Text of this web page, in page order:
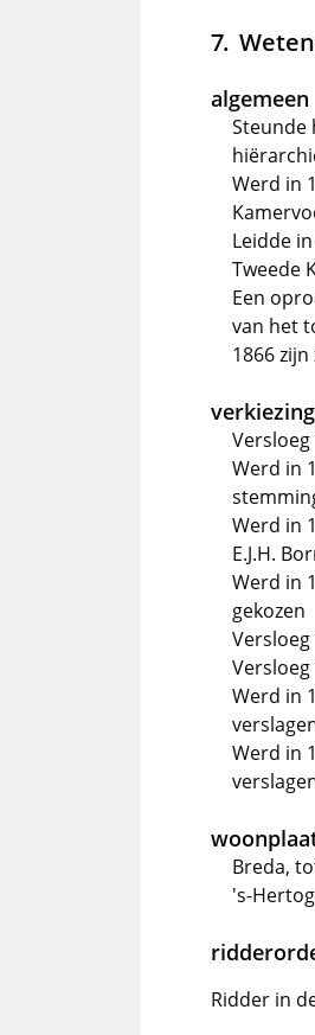
algemeen
Steunde
Werd in
Leidde
Tweede
Een
van het
1866
Werd in
Werd in
E.J.H.
Werd in
gekozen
Versloeg
Werd in
Werd in
Breda,
's-
Ridder in